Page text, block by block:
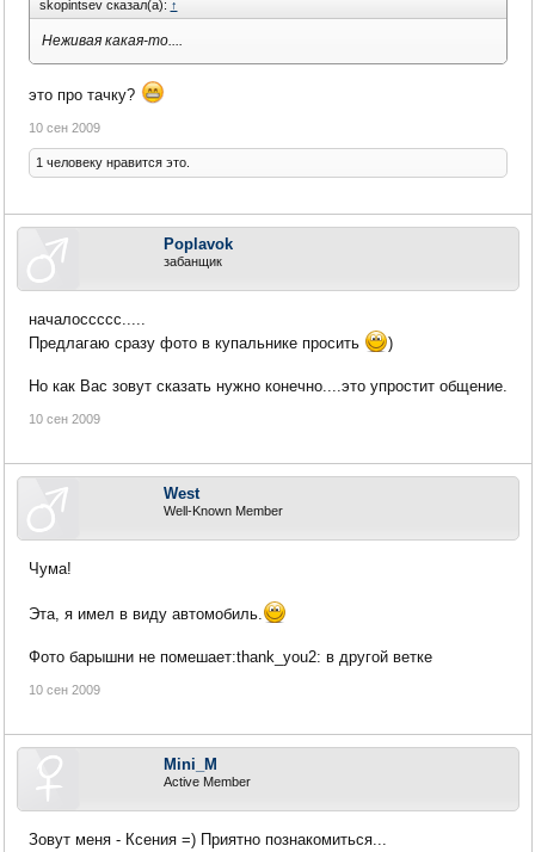
skopintsev сказал(а): ↑
Неживая какая-то....
это про тачку?
10 сен 2009
1 человеку нравится это.
Poplavok
забанщик
началоссссс.....
Предлагаю сразу фото в купальнике просить
)
Но как Вас зовут сказать нужно конечно....это упростит общение.
10 сен 2009
West
Well-Known Member
Чума!
Эта, я имел в виду автомобиль.
Фото барышни не помешает:thank_you2: в другой ветке
10 сен 2009
Mini_M
Active Member
Зовут меня - Ксения =) Приятно познакомиться...